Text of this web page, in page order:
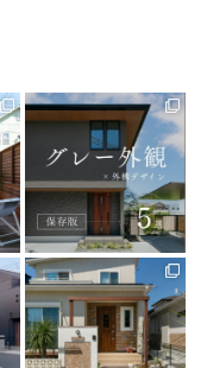
land_garden
18 0
land_garden
24 0